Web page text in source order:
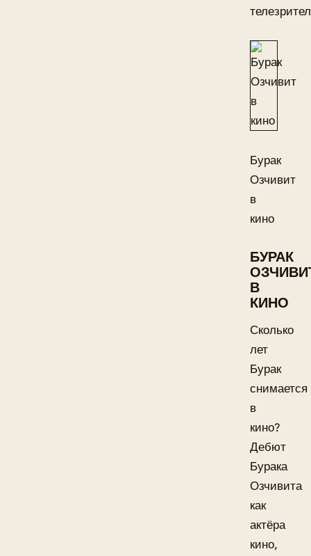
Бурак
Озчивит
в
кино
БУРАК
В
КИНО
Сколько
лет
Бурак
снимается
в
кино?
Дебют
Бурака
Озчивита
как
актёра
кино,